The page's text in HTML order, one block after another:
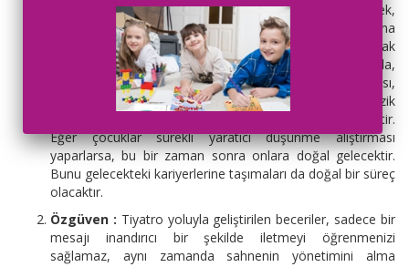
Yaratıcılık :Kendi zekalarını kullanarak düşünmek,
olaylara farklı bakış açılarıyla yaklaşmak ve ‘resmin dışına
çıkarak’ düşünmek, çocuğunuzun diğerlerinden ayrılarak
bireyselleşmesini sağlayacaktır. Bir sanat programında,
çocuğunuzdan bir monoloğu 6 farklı şekilde canlandırması,
bir anısını anlattığı bir resim yapması ya da bir müzik
parçasını tamamlayan yeni bir ritim yazması beklenecektir.
Eğer çocuklar sürekli yaratıcı düşünme alıştırması
yaparlarsa, bu bir zaman sonra onlara doğal gelecektir.
Bunu gelecekteki kariyerlerine taşımaları da doğal bir süreç
olacaktır.
Özgüven : Tiyatro yoluyla geliştirilen beceriler, sadece bir
mesajı inandırıcı bir şekilde iletmeyi öğrenmenizi
sağlamaz, aynı zamanda sahnenin yönetimini alma